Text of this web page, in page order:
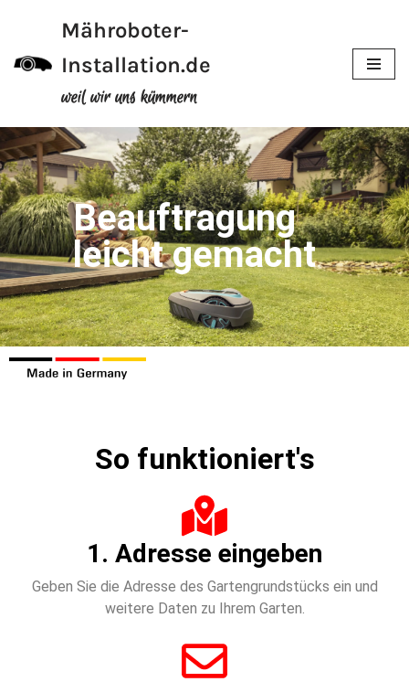
Inhalt
Mähroboter-
Installation.de
weil wir uns kümmern
Beauftragung
leicht gemacht
So funktioniert's
1. Adresse eingeben
Geben Sie die Adresse des Gartengrundstücks ein und
weitere Daten zu Ihrem Garten.